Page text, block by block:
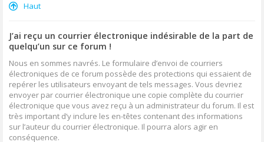
Haut
J’ai reçu un courrier électronique indésirable de la part de
quelqu’un sur ce forum !
Nous en sommes navrés. Le formulaire d’envoi de courriers
électroniques de ce forum possède des protections qui essaient de
repérer les utilisateurs envoyant de tels messages. Vous devriez
envoyer par courrier électronique une copie complète du courrier
électronique que vous avez reçu à un administrateur du forum. Il est
très important d’y inclure les en-têtes contenant des informations
sur l’auteur du courrier électronique. Il pourra alors agir en
conséquence.